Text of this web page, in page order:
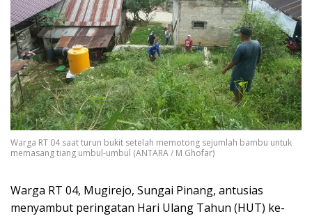
Warga RT 04 saat turun bukit setelah memotong sejumlah bambu untuk
memasang tiang umbul-umbul (ANTARA / M Ghofar)
Warga RT 04, Mugirejo, Sungai Pinang, antusias
menyambut peringatan Hari Ulang Tahun (HUT) ke-